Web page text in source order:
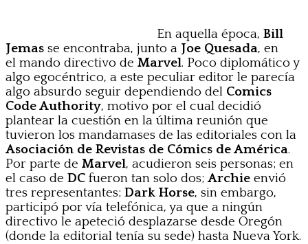
En aquella época, Bill
Jemas se encontraba, junto a Joe Quesada, en
el mando directivo de Marvel. Poco diplomático y
algo egocéntrico, a este peculiar editor le parecía
algo absurdo seguir dependiendo del Comics
Code Authority, motivo por el cual decidió
plantear la cuestión en la última reunión que
tuvieron los mandamases de las editoriales con la
Asociación de Revistas de Cómics de América.
Por parte de Marvel, acudieron seis personas; en
el caso de DC fueron tan solo dos; Archie envió
tres representantes; Dark Horse, sin embargo,
participó por vía telefónica, ya que a ningún
directivo le apeteció desplazarse desde Oregón
(donde la editorial tenía su sede) hasta Nueva York.